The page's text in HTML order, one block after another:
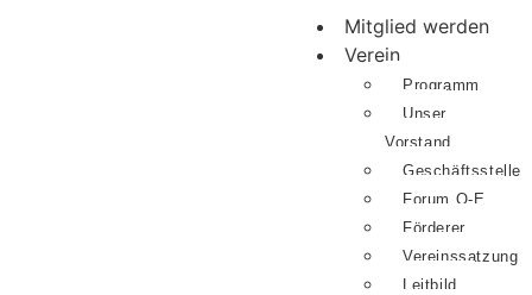
Mitglied werden
Verein
Programm
Unser
Vorstand
Geschäftsstelle
Forum O-E
Förderer
Vereinssatzung
Leitbild